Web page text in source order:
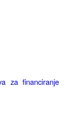
za financiranje